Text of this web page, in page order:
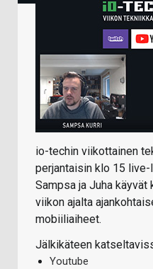
io-techin viikottainen
perjantaisin klo 15
Sampsa ja Juha käyvät
viikon ajalta
mobiiliaiheet.
Jälkikäteen
Youtube